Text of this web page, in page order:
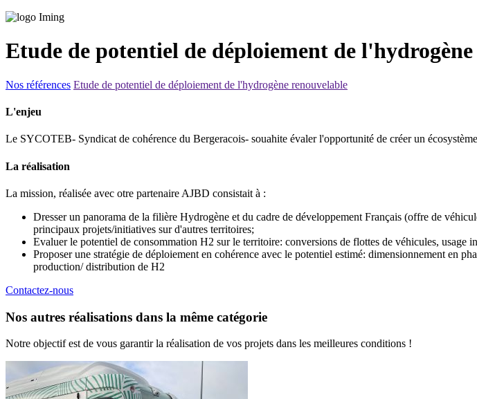
Etude de potentiel de déploiement de
Nos références Etude de potentiel de déploiement de l'hydrogène renouvelable
L'enjeu
Le SYCOTEB- Syndicat de cohérence du Bergeracois- souahite évaler l'opportunité de créer un
La réalisation
La mission, réalisée avec otre partenaire AJBD consistait à :
Dresser un panorama de la filière Hydrogène et du cadre de développement Français (offre de
principaux projets/initiatives sur d'autres territoires;
Evaluer le potentiel de consommation H2 sur le territoire: conversions de flottes de véhicules, usage
Proposer une stratégie de déploiement en cohérence avec le potentiel estimé: dimensionnement en
production/ distribution de H2
Contactez-nous
Nos autres réalisations dans la même catégorie
Notre objectif est de vous garantir la réalisation de vos projets dans les meilleures conditions !